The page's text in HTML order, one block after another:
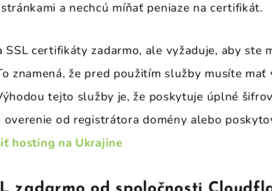
a nechcú míňať peniaze na certifikát.
SSL certifikáty zadarmo, ale vyžaduje, aby ste
znamená, že pred použitím služby musíte
tejto služby je, že poskytuje úplné
overenie od registrátora domény alebo
hosting na Ukrajine